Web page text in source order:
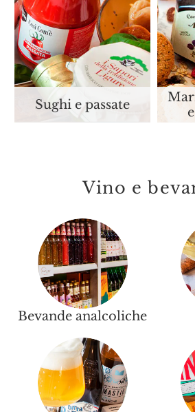
Sughi e passate
Vino e
Bevande analcoliche